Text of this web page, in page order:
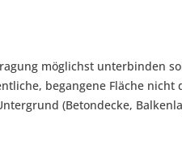
möglichst unterbinden
begangene Fläche
(Betondecke,